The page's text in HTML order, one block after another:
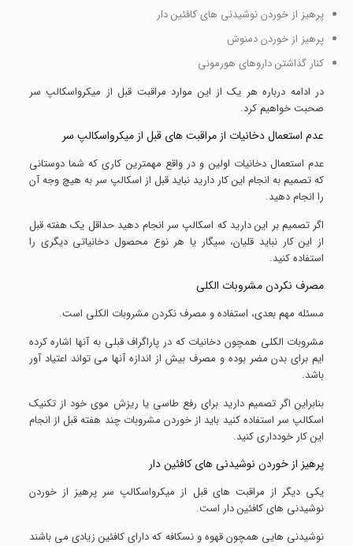
پرهیز از خوردن نوشیدنی های کافئین دار
پرهیز از خوردن دمنوش
کنار گذاشتن داروهای هورمونی
در ادامه درباره هر یک از این موارد مراقبت قبل از میکرواسکالپ سر
صحبت خواهیم کرد.
عدم استعمال دخانیات از مراقبت های قبل از میکرواسکالپ سر
عدم استعمال دخانیات اولین و در واقع مهمترین کاری که شما دوستانی
که تصمیم به انجام این کار دارید نباید قبل از اسکالپ سر به هیچ وجه آن
را انجام دهید.
اگر تصمیم بر این دارید که اسکالپ سر انجام دهید حداقل یک هفته قبل
از این کار نباید قلیان، سیگار یا هر نوع محصول دخانیاتی دیگری را
استفاده کنید.
مصرف نکردن مشروبات الکلی
مسئله مهم بعدی، استفاده و مصرف نکردن مشروبات الکلی است.
مشروبات الکلی همچون دخانیات که در پاراگراف قبلی به آنها اشاره کرده
ایم برای بدن مضر بوده و مصرف بیش از اندازه آنها می تواند اعتیاد آور
باشد.
بنابراین اگر تصمیم دارید برای رفع طاسی یا ریزش موی خود از تکنیک
اسکالپ سر استفاده کنید باید از خوردن مشروبات چند هفته قبل از انجام
این کار خودداری کنید.
پرهیز از خوردن نوشیدنی های کافئین دار
یکی دیگر از مراقبت های قبل از میکرواسکالپ سر پرهیز از خوردن
نوشیدنی های کافئین دار است.
نوشیدنی هایی همچون قهوه و نسکافه که دارای کافئین زیادی می باشند